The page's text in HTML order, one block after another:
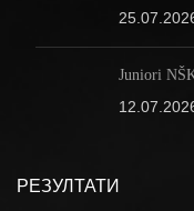
Juniori
РЕЗУЛТАТИ